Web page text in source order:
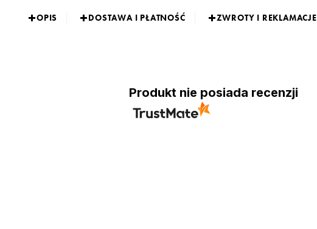
OPIS DOSTAWA I PŁATNOŚĆ ZWROTY I REKLAMACJE
Produkt nie posiada recenzji